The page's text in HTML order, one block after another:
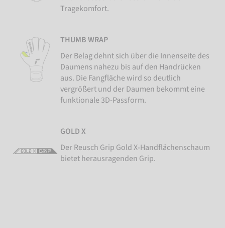
Tragekomfort.
THUMB WRAP
Der Belag dehnt sich über die Innenseite des
Daumens nahezu bis auf den Handrücken
aus. Die Fangfläche wird so deutlich
vergrößert und der Daumen bekommt eine
funktionale 3D-Passform.
GOLD X
Der Reusch Grip Gold X-Handflächenschaum
bietet herausragenden Grip.